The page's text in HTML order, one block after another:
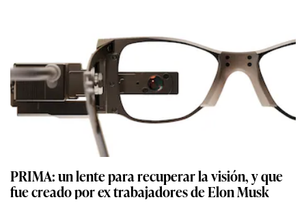
PRIMA: un lente para recuperar la visión, y que
fue creado por ex trabajadores de Elon Musk